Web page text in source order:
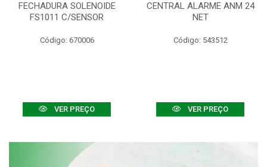
FECHADURA SOLENOIDE
FS1011 C/SENSOR
Código: 670006
VER PREÇO
CENTRAL ALARME ANM 24
NET
Código: 543512
VER PREÇO